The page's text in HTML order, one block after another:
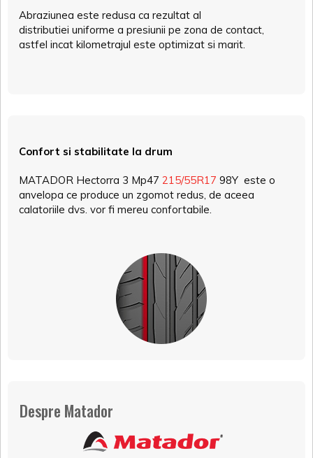
Abraziunea este redusa ca rezultat al
distributiei uniforme a presiunii pe zona de contact,
astfel incat kilometrajul este optimizat si marit.
Confort si stabilitate la drum
MATADOR Hectorra 3 Mp47 215/55R17 98Y este o
anvelopa ce produce un zgomot redus, de aceea
calatoriile dvs. vor fi mereu confortabile.
Despre Matador